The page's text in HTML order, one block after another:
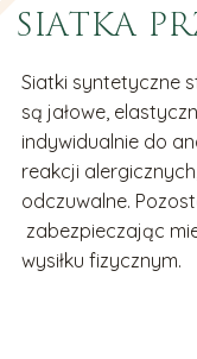
SIATKA
Siatki syntetyczne
są jałowe,
indywidualnie do
reakcji
odczuwalne.
zabezpieczając
wysiłku fizycznym.